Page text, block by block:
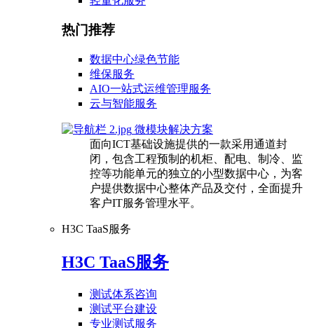
热门推荐
数据中心绿色节能
维保服务
AIO一站式运维管理服务
云与智能服务
微模块解决方案
面向ICT基础设施提供的一款采用通道封
闭，包含工程预制的机柜、配电、制冷、监
控等功能单元的独立的小型数据中心，为客
户提供数据中心整体产品及交付，全面提升
客户IT服务管理水平。
H3C TaaS服务
H3C TaaS服务
测试体系咨询
测试平台建设
专业测试服务